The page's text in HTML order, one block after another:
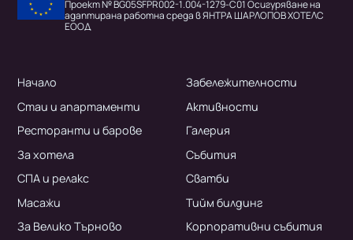
Проект № BG05SFPR002-1.004-1279-C01 Осигуряване на
адаптирана работна среда в ЯНТРА ШАРЛОПОВ ХОТЕЛС
ЕООД
Начало
Стаи и апартаменти
Ресторанти и барове
За хотела
СПА и релакс
Масажи
За Велико Търново
Забележителности
Активности
Галерия
Събития
Сватби
Тийм билдинг
Корпоративни събития